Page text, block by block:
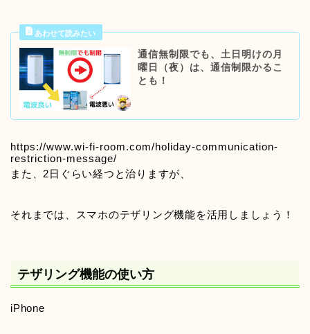
通信無制限でも、土日明けの月
曜日（夜）は、通信制限かるこ
とも！
https://www.wi-fi-room.com/holiday-communication-
restriction-message/
また、2日ぐらい経つと治りますが、
それまでは、スマホのテザリング機能を活用しましょう！
テザリング機能の使い方
iPhone